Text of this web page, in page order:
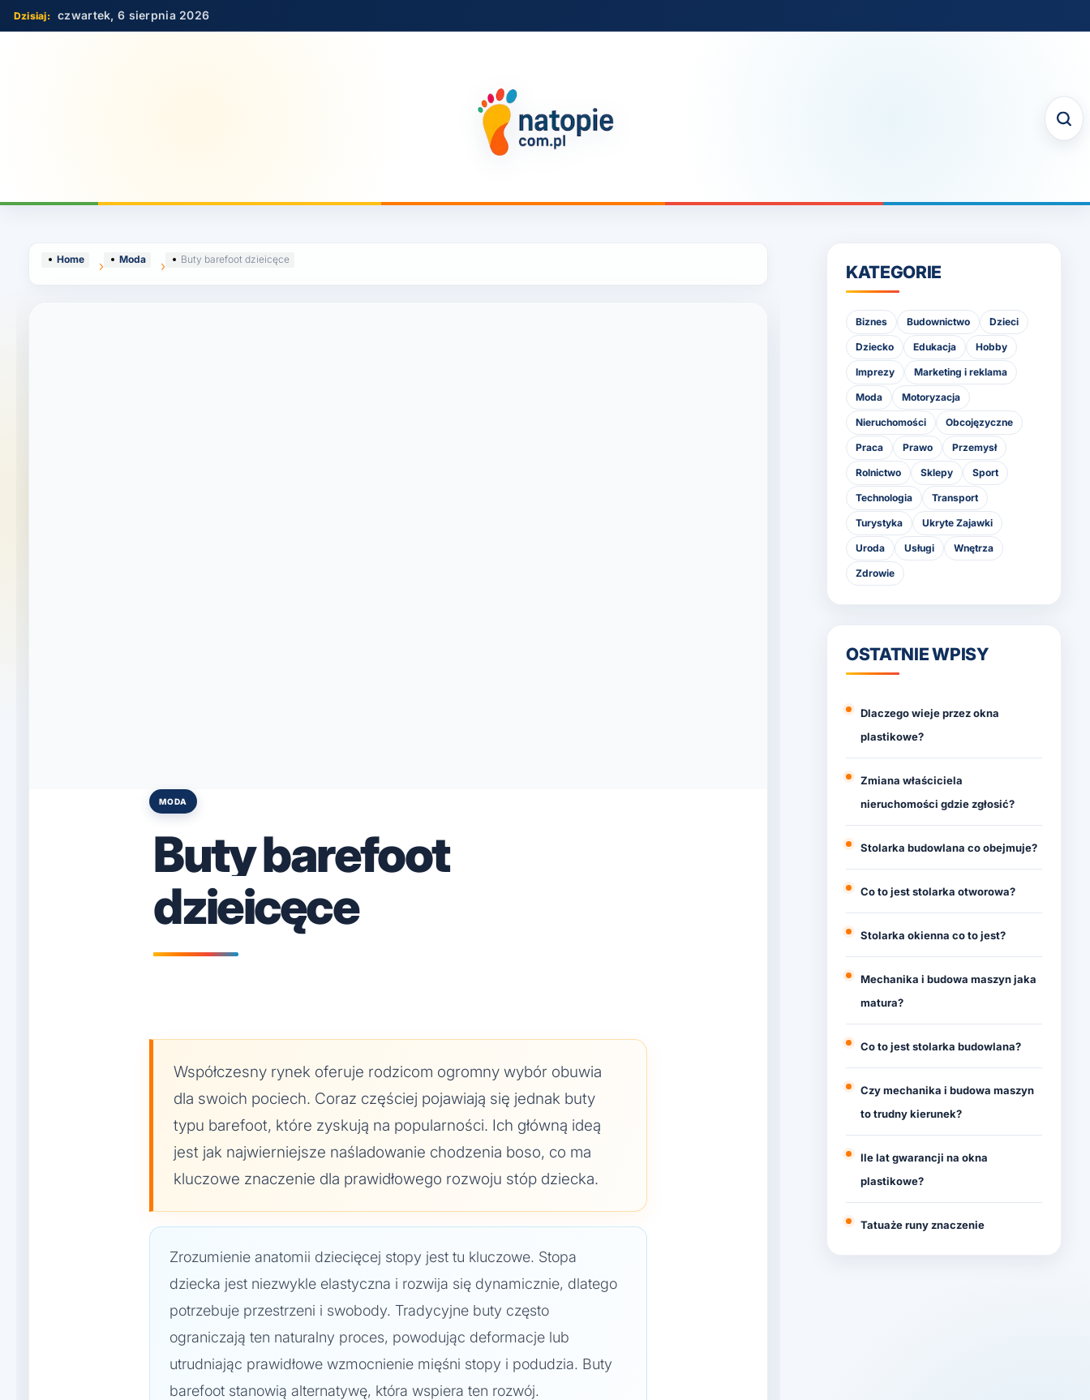
Skip
to
czwartek, 6 sierpnia 2026
Home Moda Buty barefoot dzieicęce
Posted
MODA
Buty barefoot
dzieicęce
Współczesny rynek oferuje rodzicom ogromny wybór obuwia
dla swoich pociech. Coraz częściej pojawiają się jednak buty
typu barefoot, które zyskują na popularności. Ich główną ideą
jest jak najwierniejsze naśladowanie chodzenia boso, co ma
kluczowe znaczenie dla prawidłowego rozwoju stóp dziecka.
Zrozumienie anatomii dziecięcej stopy jest tu kluczowe. Stopa
dziecka jest niezwykle elastyczna i rozwija się dynamicznie, dlatego
potrzebuje przestrzeni i swobody. Tradycyjne buty często
ograniczają ten naturalny proces, powodując deformacje lub
utrudniając prawidłowe wzmocnienie mięśni stopy i podudzia. Buty
barefoot stanowią alternatywę, która wspiera ten rozwój.
KATEGORIE
Biznes Budownictwo Dzieci
Dziecko Edukacja Hobby
Imprezy Marketing i reklama
Moda Motoryzacja
Nieruchomości Obcojęzyczne
Praca Prawo Przemysł
Rolnictwo Sklepy Sport
Technologia Transport
Turystyka Ukryte Zajawki
Uroda Usługi Wnętrza
Zdrowie
OSTATNIE WPISY
Dlaczego wieje przez okna
plastikowe?
Zmiana właściciela
nieruchomości gdzie zgłosić?
Stolarka budowlana co obejmuje?
Co to jest stolarka otworowa?
Stolarka okienna co to jest?
Mechanika i budowa maszyn jaka
matura?
Co to jest stolarka budowlana?
Czy mechanika i budowa maszyn
to trudny kierunek?
Ile lat gwarancji na okna
plastikowe?
Tatuaże runy znaczenie